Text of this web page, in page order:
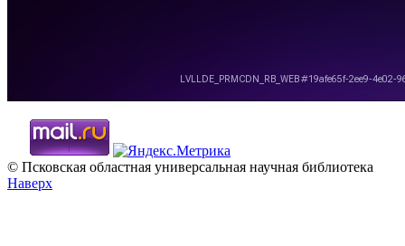
© Псковская областная универсальная научная библиотека
Наверх